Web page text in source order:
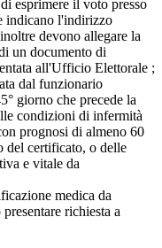
esprimere il voto presso
indicano l'indirizzo
devono allegare la
un documento di
all'Ufficio Elettorale ;
dal funzionario
giorno che precede la
condizioni di infermità
prognosi di almeno 60
del certificato, o delle
e vitale da
medica da
richiesta a